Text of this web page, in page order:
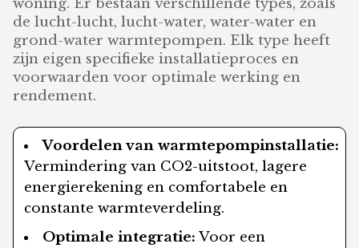
woning. Er bestaan verschillende types, zoals
de lucht-lucht, lucht-water, water-water en
grond-water warmtepompen. Elk type heeft
zijn eigen specifieke installatieproces en
voorwaarden voor optimale werking en
rendement.
Voordelen van warmtepompinstallatie:
Vermindering van CO2-uitstoot, lagere
energierekening en comfortabele en
constante warmteverdeling.
Optimale integratie: Voor een